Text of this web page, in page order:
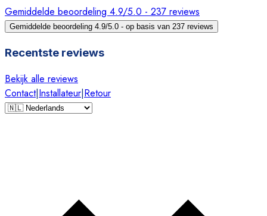
Gemiddelde beoordeling 4.9/5.0 - 237 reviews
Gemiddelde beoordeling 4.9/5.0 - op basis van 237 reviews
Recentste reviews
Bekijk alle reviews
Contact|Installateur|Retour